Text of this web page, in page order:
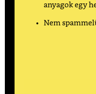
anyagok egy
Nem